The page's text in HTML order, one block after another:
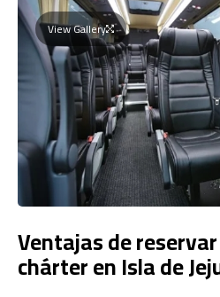
View Gallery
Ventajas de
chárter en Isla de